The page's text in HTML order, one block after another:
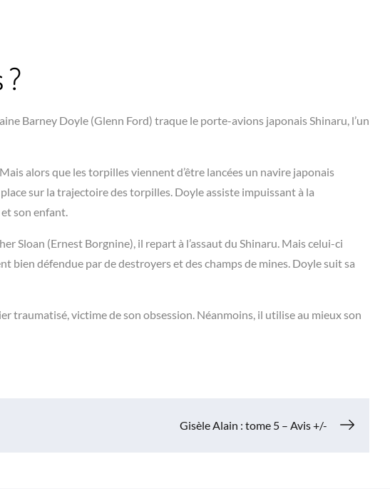
Barney Doyle (Glenn Ford) traque le porte-avions japonais Shinaru, l’un
alors que les torpilles viennent d’être lancées un navire japonais
sur la trajectoire des torpilles. Doyle assiste impuissant à la
son enfant.
Sloan (Ernest Borgnine), il repart à l’assaut du Shinaru. Mais celui-ci
bien défendue par de destroyers et des champs de mines. Doyle suit sa
traumatisé, victime de son obsession. Néanmoins, il utilise au mieux son
Gisèle Alain : tome 5 – Avis +/-